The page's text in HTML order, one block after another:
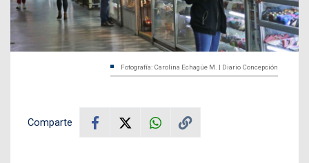
Fotografía: Carolina Echagüe M. | Diario Concepción
Comparte